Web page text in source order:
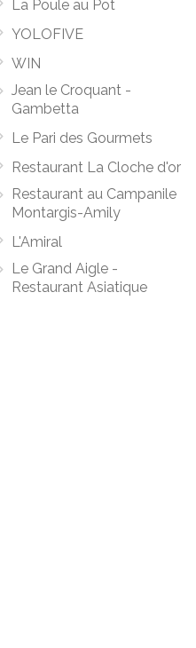
La Poule au Pot
YOLOFIVE
WIN
Jean le Croquant -
Gambetta
Le Pari des Gourmets
Restaurant La Cloche d'or
Restaurant au Campanile
Montargis-Amily
L'Amiral
Le Grand Aigle -
Restaurant Asiatique